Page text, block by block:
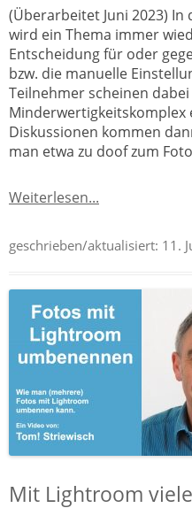
(Überarbeitet Juni 2023)
wird ein Thema immer
Entscheidung für oder
bzw. die manuelle
Teilnehmer scheinen
Minderwertigkeitskomplex
Diskussionen kommen
man etwa zu doof zum
Weiterlesen...
geschrieben/aktualisiert: 11.
Mit Lightroom